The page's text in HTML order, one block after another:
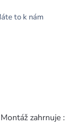
to k nám
zahrnuje :